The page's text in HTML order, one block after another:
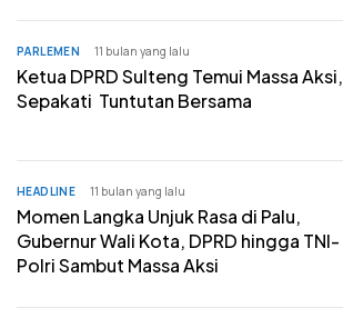
PARLEMEN 11 bulan yang lalu
Ketua DPRD Sulteng Temui Massa Aksi,
Sepakati Tuntutan Bersama
HEADLINE 11 bulan yang lalu
Momen Langka Unjuk Rasa di Palu,
Gubernur Wali Kota, DPRD hingga TNI-
Polri Sambut Massa Aksi